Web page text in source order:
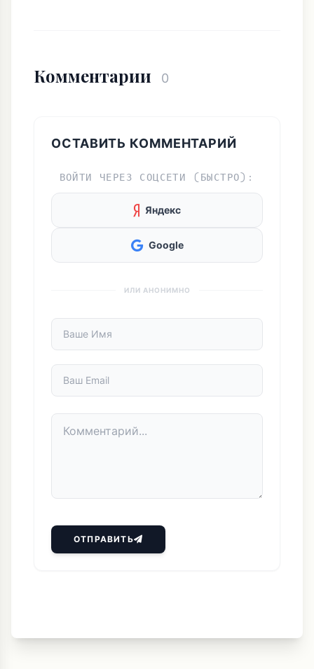
Комментарии 0
ОСТАВИТЬ КОММЕНТАРИЙ
ВОЙТИ ЧЕРЕЗ СОЦСЕТИ (БЫСТРО):
Яндекс
Google
ИЛИ АНОНИМНО
ОТПРАВИТЬ